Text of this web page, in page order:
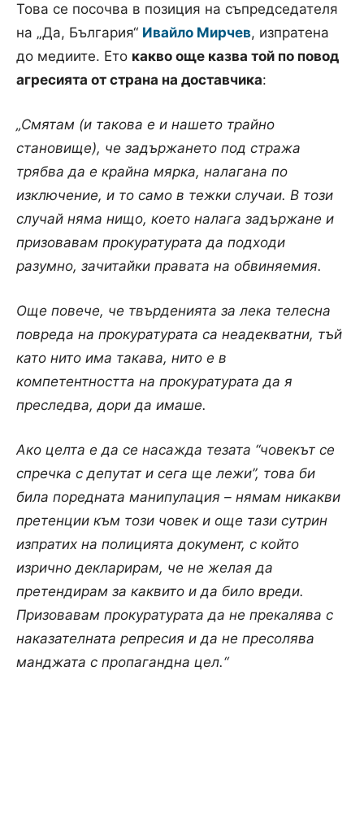
Това се посочва в позиция на съпредседателя
на „Да, България“ Ивайло Мирчев, изпратена
до медиите. Ето какво още казва той по повод
агресията от страна на доставчика:
„Смятам (и такова е и нашето трайно
становище), че задържането под стража
трябва да е крайна мярка, налагана по
изключение, и то само в тежки случаи. В този
случай няма нищо, което налага задържане и
призовавам прокуратурата да подходи
разумно, зачитайки правата на обвиняемия.
Още повече, че твърденията за лека телесна
повреда на прокуратурата са неадекватни, тъй
като нито има такава, нито е в
компетентността на прокуратурата да я
преследва, дори да имаше.
Ако целта е да се насажда тезата “човекът се
спречка с депутат и сега ще лежи”, това би
била поредната манипулация – нямам никакви
претенции към този човек и още тази сутрин
изпратих на полицията документ, с който
изрично декларирам, че не желая да
претендирам за каквито и да било вреди.
Призовавам прокуратурата да не прекалява с
наказателната репресия и да не пресолява
манджата с пропагандна цел.“